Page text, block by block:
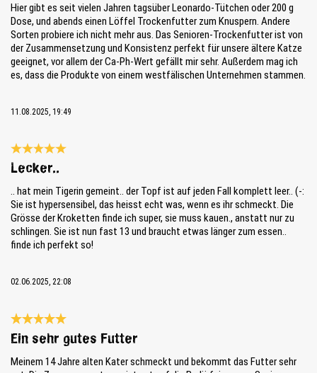
Hier gibt es seit vielen Jahren tagsüber Leonardo-Tütchen oder 200 g
Dose, und abends einen Löffel Trockenfutter zum Knuspern. Andere
Sorten probiere ich nicht mehr aus. Das Senioren-Trockenfutter ist von
der Zusammensetzung und Konsistenz perfekt für unsere ältere Katze
geeignet, vor allem der Ca-Ph-Wert gefällt mir sehr. Außerdem mag ich
es, dass die Produkte von einem westfälischen Unternehmen stammen.
11.08.2025, 19:49
Reseña con calificación de 5 de 5 estrellas
Lecker..
.. hat mein Tigerin gemeint.. der Topf ist auf jeden Fall komplett leer.. (-:
Sie ist hypersensibel, das heisst echt was, wenn es ihr schmeckt. Die
Grösse der Kroketten finde ich super, sie muss kauen., anstatt nur zu
schlingen. Sie ist nun fast 13 und braucht etwas länger zum essen..
finde ich perfekt so!
02.06.2025, 22:08
Reseña con calificación de 5 de 5 estrellas
Ein sehr gutes Futter
Meinem 14 Jahre alten Kater schmeckt und bekommt das Futter sehr